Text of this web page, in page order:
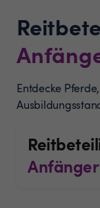
Entdecke
Anfänger